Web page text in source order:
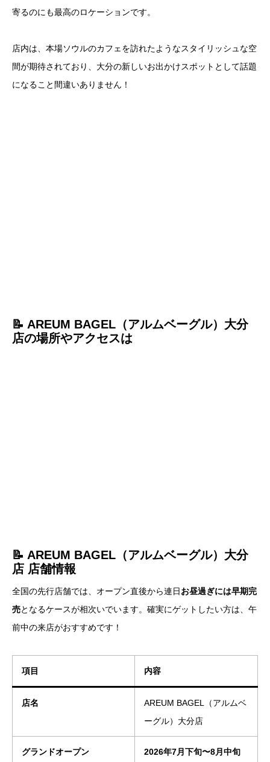
寄るのにも最高のロケーションです。
店内は、本場ソウルのカフェを訪れたようなスタイリッシュな空
間が期待されており、大分の新しいお出かけスポットとして話題
になること間違いありません！
📝 AREUM BAGEL（アルムベーグル）大分
店の場所やアクセスは
📝 AREUM BAGEL（アルムベーグル）大分
店 店舗情報
全国の先行店舗では、オープン直後から連日お昼過ぎには早期完
売となるケースが相次いでいます。確実にゲットしたい方は、午
前中の来店がおすすめです！
項目 内容
店名
AREUM BAGEL（アルムベ
ーグル）大分店
グランドオープン 2026年7月下旬〜8月中旬